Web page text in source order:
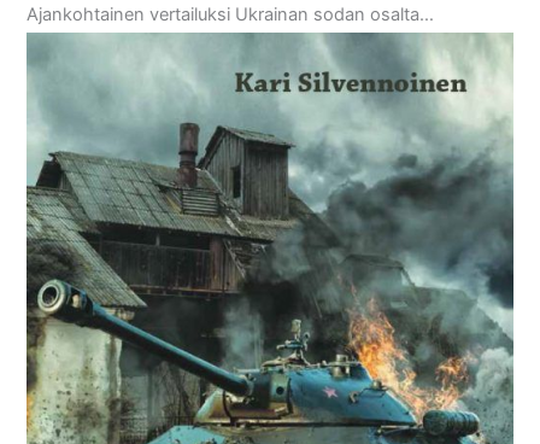
Ajankohtainen vertailuksi Ukrainan sodan osalta…